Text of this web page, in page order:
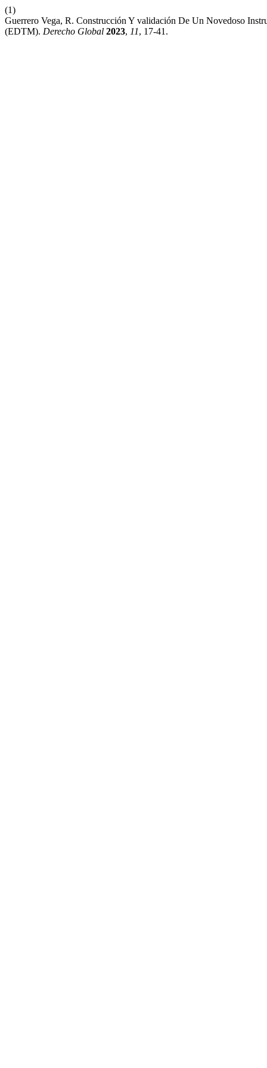
(1)
Guerrero Vega, R. Construcción Y validación De Un Novedoso
(EDTM). Derecho Global 2023, 11, 17-41.